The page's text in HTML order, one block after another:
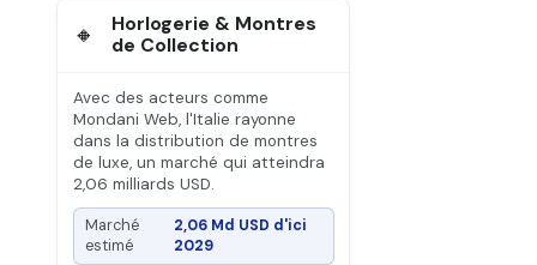
🔸
Horlogerie & Montres
de Collection
Avec des acteurs comme
Mondani Web, l'Italie rayonne
dans la distribution de montres
de luxe, un marché qui atteindra
2,06 milliards USD.
Marché
estimé
2,06 Md USD d'ici
2029